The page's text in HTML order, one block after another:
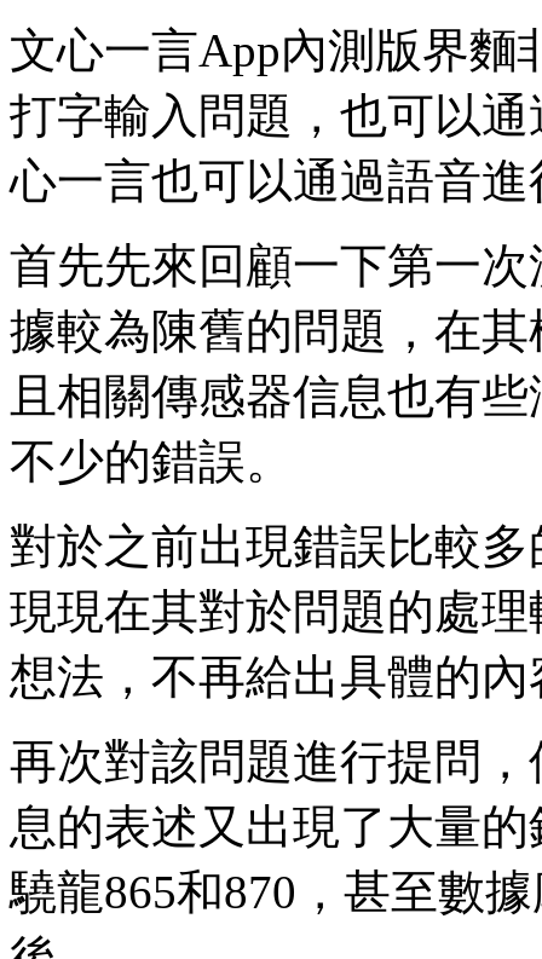
文心一言App內測版界麵
打字輸入問題，也可以
心一言也可以通過語音
首先先來回顧一下第一
據較為陳舊的問題，在
且相關傳感器信息也有
不少的錯誤。
對於之前出現錯誤比較
現現在其對於問題的處
想法，不再給出具體的內
再次對該問題進行提問
息的表述又出現了大量
驍龍865和870，甚至數